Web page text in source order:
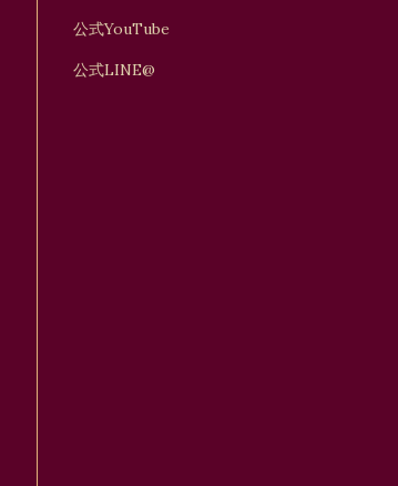
公式YouTube
公式LINE@